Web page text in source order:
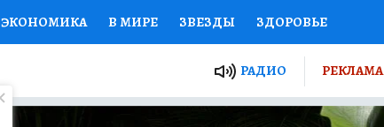
ЭКОНОМИКА В МИРЕ ЗВЕЗДЫ ЗДОРОВЬЕ
НАЦИОНАЛЬНЫЕ ПРОЕКТЫ РОССИИ
СЕМЬЯ ЖЕНСКИЕ СЕКРЕТЫ ПУТЕВОДИТЕЛЬ
РАДИО РЕКЛАМА